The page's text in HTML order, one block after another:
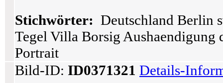
Stichwörter: Deutschland Berlin
Tegel Villa Borsig Aushaendigung
Portrait
Bild-ID: ID0371321 Details-